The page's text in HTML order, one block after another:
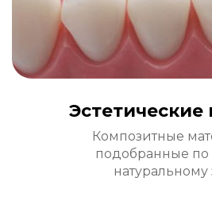
Композитные
подобранные по
натуральному